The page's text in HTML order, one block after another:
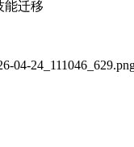
能迁移